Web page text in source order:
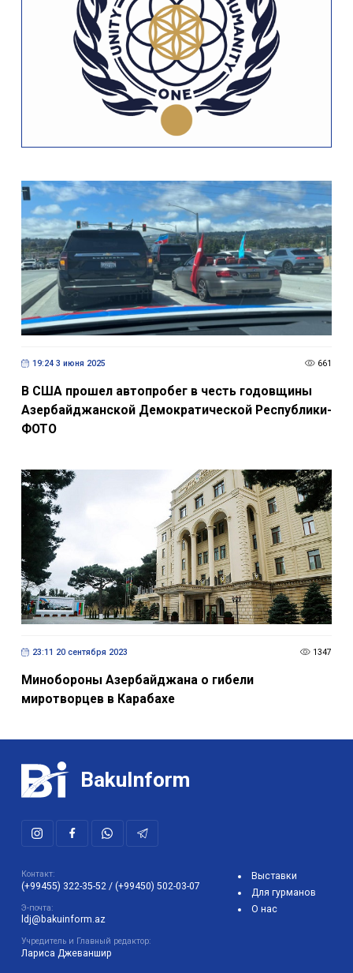
19:24 3 июня 2025 661
В США прошел автопробег в честь годовщины
Азербайджанской Демократической Республики-
ФОТО
23:11 20 сентября 2023 1347
Минобороны Азербайджана о гибели
миротворцев в Карабахе
BakuInform
Контакт:
(+99455) 322-35-52 / (+99450) 502-03-07
Э-почта:
ldj@bakuinform.az
Учредитель и Главный редактор:
Лариса Джеваншир
Выставки
Для гурманов
О нас